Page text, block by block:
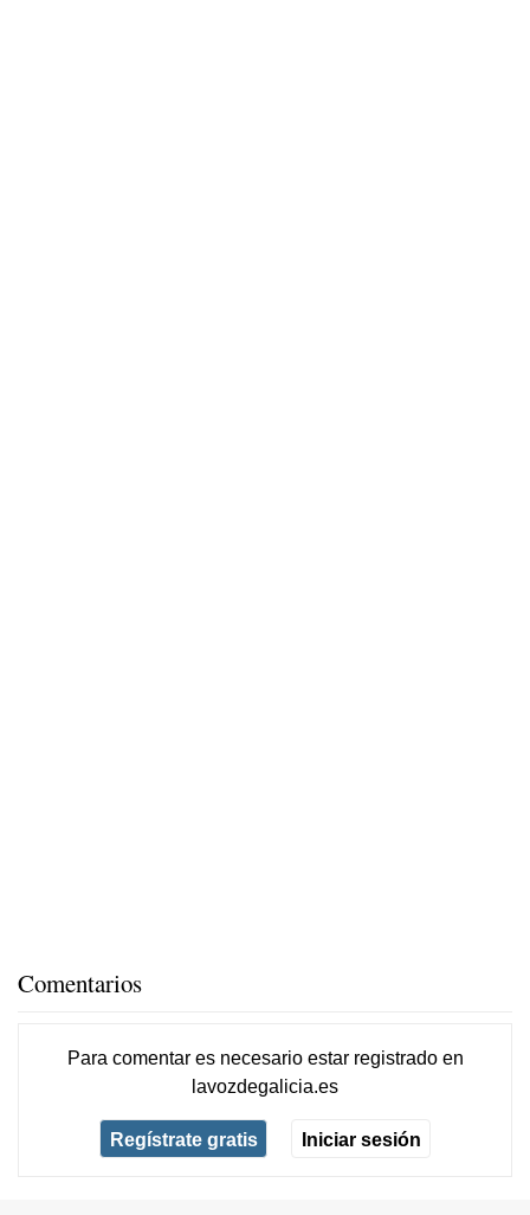
Comentarios
Para comentar es necesario estar registradoen
lavozdegalicia.es
Regístrate gratis Iniciar sesión